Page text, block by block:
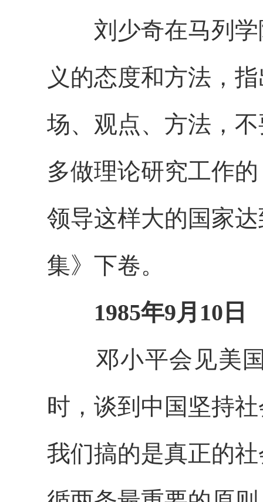
刘少奇在马列学
义的态度和方法，
场、观点、方法，
多做理论研究工作
领导这样大的国家
集》下卷。
1985年9月10日
邓小平会见美国
时，谈到中国坚持
我们搞的是真正的